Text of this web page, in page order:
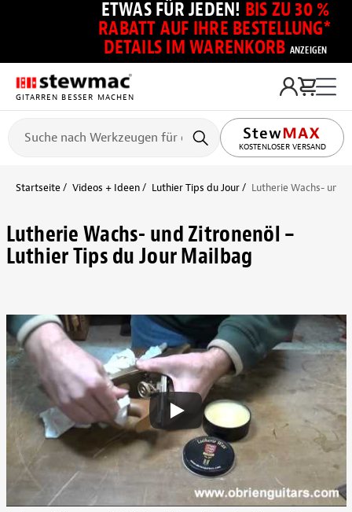
ETWAS FÜR JEDEN! BIS ZU 30 %
RABATT AUF IHRE BESTELLUNG*
DETAILS IM WARENKORB ANZEIGEN
GITARREN BESSER MACHEN
KOSTENLOSER VERSAND
Startseite Videos + Ideen Luthier Tips du Jour Lutherie Wachs- und
Lutherie Wachs- und Zitronenöl –
Luthier Tips du Jour Mailbag